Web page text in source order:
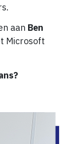
aan Ben
Microsoft